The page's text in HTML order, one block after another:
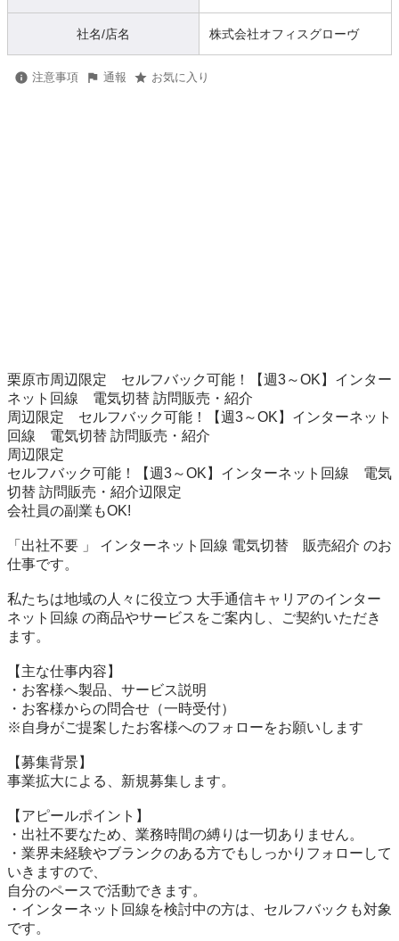
社名/店名 株式会社オフィスグローヴ
注意事項 通報 お気に入り
栗原市周辺限定　セルフバック可能！【週3～OK】インター
ネット回線　電気切替 訪問販売・紹介
周辺限定　セルフバック可能！【週3～OK】インターネット
回線　電気切替 訪問販売・紹介
周辺限定
セルフバック可能！【週3～OK】インターネット回線　電気
切替 訪問販売・紹介辺限定
会社員の副業もOK!
「出社不要 」 インターネット回線 電気切替　販売紹介 のお
仕事です。
私たちは地域の人々に役立つ 大手通信キャリアのインター
ネット回線 の商品やサービスをご案内し、ご契約いただき
ます。
【主な仕事内容】
・お客様へ製品、サービス説明
・お客様からの問合せ（一時受付）
※自身がご提案したお客様へのフォローをお願いします
【募集背景】
事業拡大による、新規募集します。
【アピールポイント】
・出社不要なため、業務時間の縛りは一切ありません。
・業界未経験やブランクのある方でもしっかりフォローして
いきますので、
自分のペースで活動できます。
・インターネット回線を検討中の方は、セルフバックも対象
です。